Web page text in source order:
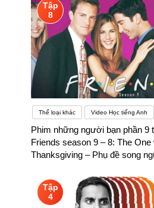
Tập
8
Thể loại khác Video Học tiếng Anh
Phim những người bạn phần 9
Friends season 9 – 8: The One
Thanksgiving – Phụ đề song
Tập
4